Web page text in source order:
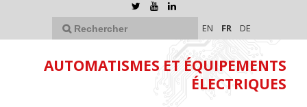
EN FR DE
AUTOMATISMES ET ÉQUIPEMENTS
ÉLECTRIQUES